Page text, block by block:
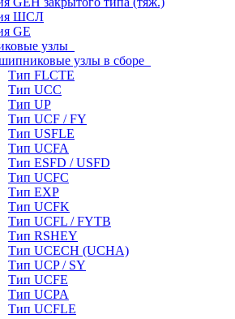
ШСЛ
GE
узлы
узлы в сборе
Тип FLCTE
Тип UCC
Тип UP
Тип UCF / FY
Тип USFLE
Тип UCFA
Тип ESFD / USFD
Тип UCFC
Тип EXP
Тип UCFK
Тип UCFL / FYTB
Тип RSHEY
Тип UCECH (UCHA)
Тип UCP / SY
Тип UCFE
Тип UCPA
Тип UCFLE